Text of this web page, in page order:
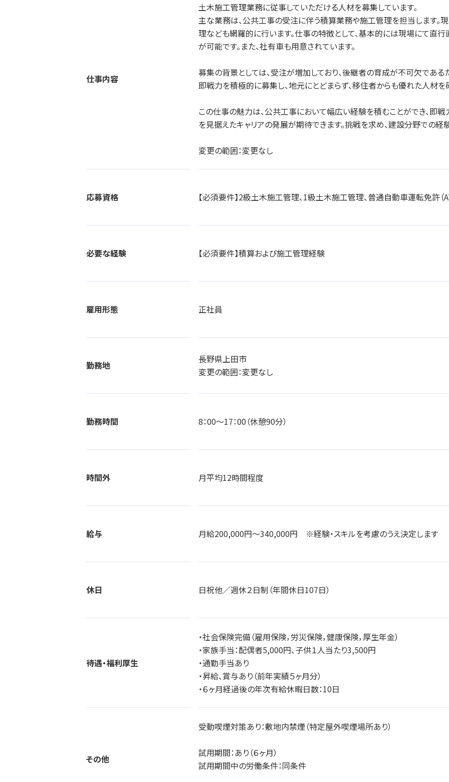
仕事内容
土木施工管理業務に従事していただける人材を募集しています。
主な業務は、公共工事の受注に伴う積算業務や施工管理を担当します。
理なども網羅的に行います。仕事の特徴として、基本的には現場にて直
が可能です。また、社有車も用意されています。
募集の背景としては、受注が増加しており、後継者の育成が不可欠であ
即戦力を積極的に募集し、地元にとどまらず、移住者からも優れた人材を
この仕事の魅力は、公共工事において幅広い経験を積むことができ、即戦
を見据えたキャリアの発展が期待できます。挑戦を求め、建設分野での経
変更の範囲：変更なし
応募資格 【必須要件】2級土木施工管理、1級土木施工管理、普通自動車運転免許（
必要な経験 【必須要件】積算および施工管理経験
雇用形態 正社員
勤務地
長野県上田市
変更の範囲：変更なし
勤務時間 8：00～17：00（休憩90分）
時間外 月平均12時間程度
給与 月給200,000円～340,000円 ※経験・スキルを考慮のうえ決定します
休日 日祝他／週休２日制（年間休日107日）
待遇・福利厚生
・社会保険完備（雇用保険，労災保険，健康保険，厚生年金）
・家族手当：配偶者5,000円、子供１人当たり3,500円
・通勤手当あり
・昇給、賞与あり（前年実績５ヶ月分）
・６ヶ月経過後の年次有給休暇日数：10日
その他
受動喫煙対策あり：敷地内禁煙（特定屋外喫煙場所あり）
試用期間：あり（６ヶ月）
試用期間中の労働条件：同条件